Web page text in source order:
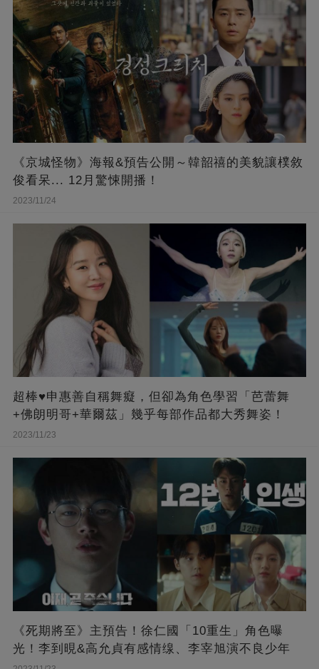
《京城怪物》海報&預告公開～韓韶禧的美貌讓樸敘
俊看呆... 12月驚悚開播！
2023/11/24
超棒♥申惠善自稱舞癡，但卻為角色學習「芭蕾舞
+佛朗明哥+華爾茲」幾乎每部作品都大秀舞姿！
2023/11/23
《死期將至》主預告！徐仁國「10重生」角色曝
光！李到晛&高允貞有感情缐、李宰旭演不良少年